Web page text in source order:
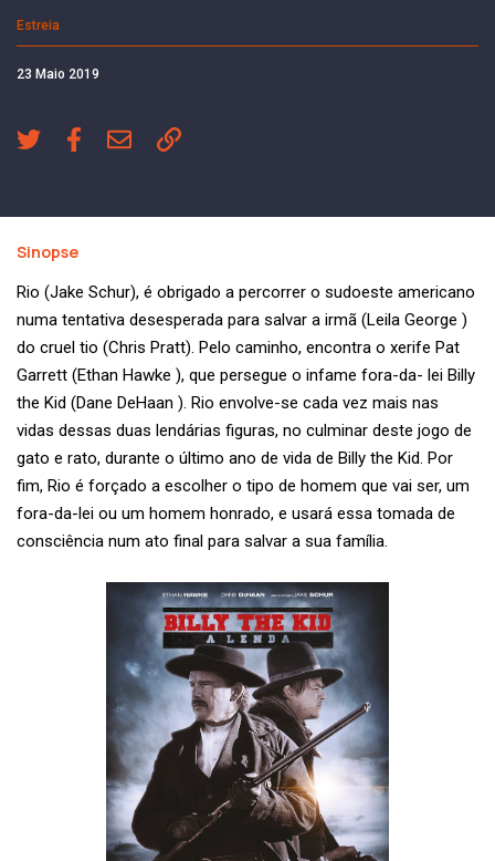
Estreia
23 Maio 2019
Sinopse
Rio (Jake Schur), é obrigado a percorrer o sudoeste americano
numa tentativa desesperada para salvar a irmã (Leila George )
do cruel tio (Chris Pratt). Pelo caminho, encontra o xerife Pat
Garrett (Ethan Hawke ), que persegue o infame fora-da- lei Billy
the Kid (Dane DeHaan ). Rio envolve-se cada vez mais nas
vidas dessas duas lendárias figuras, no culminar deste jogo de
gato e rato, durante o último ano de vida de Billy the Kid. Por
fim, Rio é forçado a escolher o tipo de homem que vai ser, um
fora-da-lei ou um homem honrado, e usará essa tomada de
consciência num ato final para salvar a sua família.